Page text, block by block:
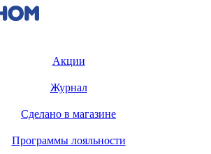
Акции
Журнал
Сделано в магазине
Программы лояльности